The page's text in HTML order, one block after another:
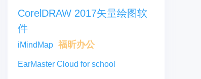
CorelDRAW 2017矢量绘图软
件
iMindMap 福昕办公
EarMaster Cloud for school